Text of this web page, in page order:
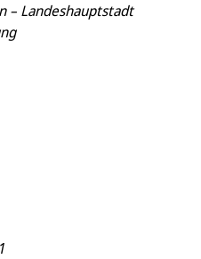
– Landeshauptstadt